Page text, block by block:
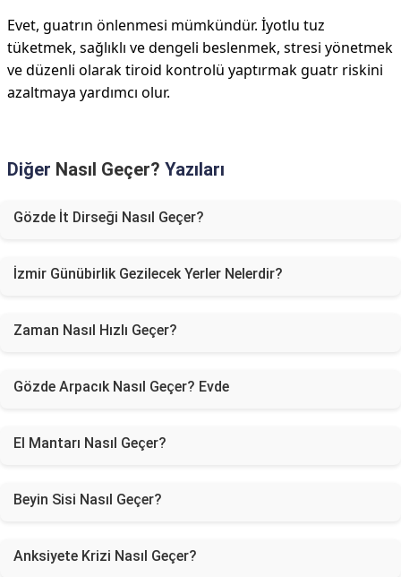
Evet, guatrın önlenmesi mümkündür. İyotlu tuz
tüketmek, sağlıklı ve dengeli beslenmek, stresi yönetmek
ve düzenli olarak tiroid kontrolü yaptırmak guatr riskini
azaltmaya yardımcı olur.
Diğer Nasıl Geçer? Yazıları
Gözde İt Dirseği Nasıl Geçer?
İzmir Günübirlik Gezilecek Yerler Nelerdir?
Zaman Nasıl Hızlı Geçer?
Gözde Arpacık Nasıl Geçer? Evde
El Mantarı Nasıl Geçer?
Beyin Sisi Nasıl Geçer?
Anksiyete Krizi Nasıl Geçer?